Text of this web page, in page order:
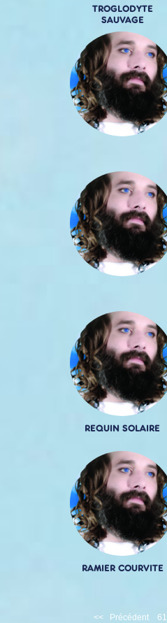
TROGLODYTE
SAUVAGE
REQUIN SOLAIRE
RAMIER COURVITE
<< Précédent 61